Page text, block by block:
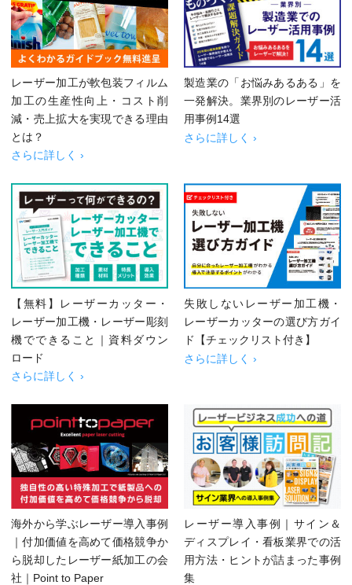
レーザー加工が軟包装フィルム
加工の生産性向上・コスト削
減・売上拡大を実現できる理由
とは？
さらに詳しく ›
製造業の「お悩みあるある」を
一発解決。業界別のレーザー活
用事例14選
さらに詳しく ›
【無料】レーザーカッター・
レーザー加工機・レーザー彫刻
機でできること｜資料ダウン
ロード
さらに詳しく ›
失敗しないレーザー加工機・
レーザーカッターの選び方ガイ
ド【チェックリスト付き】
さらに詳しく ›
海外から学ぶレーザー導入事例
｜付加価値を高めて価格競争か
ら脱却したレーザー紙加工の会
社｜Point to Paper
レーザー導入事例｜サイン＆
ディスプレイ・看板業界での活
用方法・ヒントが詰まった事例
集